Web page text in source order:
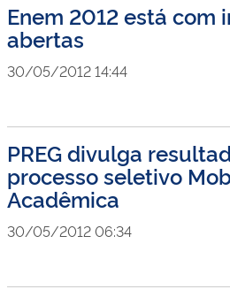
Enem 2012 está com
abertas
30/05/2012 14:44
PREG divulga
processo seletivo
Acadêmica
30/05/2012 06:34